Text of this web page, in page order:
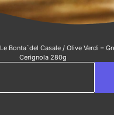
Le Bonta`del Casale / Olive Verdi –
Cerignola 280g